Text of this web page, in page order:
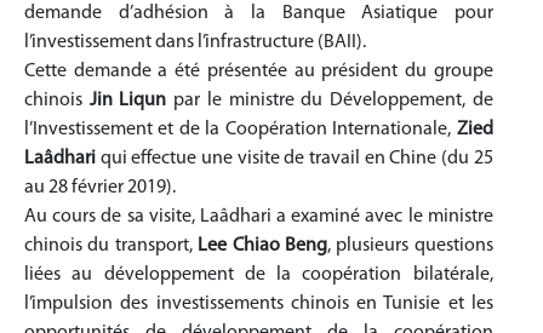
demande d’adhésion à la Banque Asiatique pour
l’investissement dans l’infrastructure (BAII).
Cette demande a été présentée au président du groupe
chinois Jin Liqun par le ministre du Développement, de
l’Investissement et de la Coopération Internationale, Zied
Laâdhari qui effectue une visite de travail en Chine (du 25
au 28 février 2019).
Au cours de sa visite, Laâdhari a examiné avec le ministre
chinois du transport, Lee Chiao Beng, plusieurs questions
liées au développement de la coopération bilatérale,
l’impulsion des investissements chinois en Tunisie et les